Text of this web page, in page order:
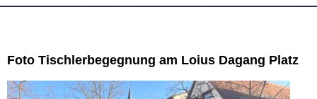
Foto Tischlerbegegnung am Loius Dagang Platz